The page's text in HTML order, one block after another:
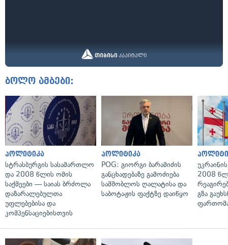
ბოლო ამბები:
პოლიტიკა
სტრასბურგის სასამართლო
და 2008 წლის ომის
საქმეები — საიას ბრძოლა
დაზარალებულთა
უფლებებისა და
კომპენსაციებისთვის
პოლიტიკა
POG: გიორგი ბარამიძის
განცხადებაზე გამოძიება
სამშობლოს ღალატისა და
საბოტაჟის ფაქტზე დაიწყო
2008
გზა